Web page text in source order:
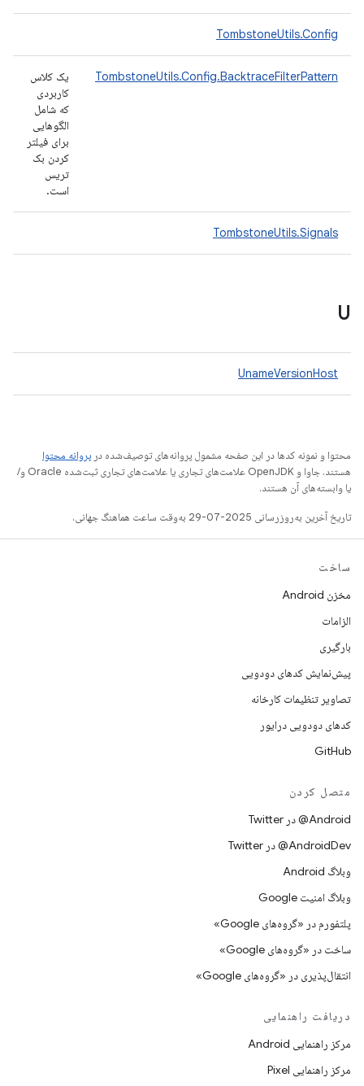
TombstoneUtils.Config
TombstoneUtils.Config.BacktraceFilterPattern
یک کلاس
کاربردی
که شامل
الگوهایی
برای فیلتر
کردن بک
تریس
است.
TombstoneUtils.Signals
U
UnameVersionHost
محتوا و نمونه کدها در این صفحه مشمول پروانه‌های توصیف‌شده در پروانه محتوا
هستند. جاوا و OpenJDK علامت‌های تجاری یا علامت‌های تجاری ثبت‌شده Oracle و/
یا وابسته‌های آن هستند.
تاریخ آخرین به‌روزرسانی 2025-07-29 به‌وقت ساعت هماهنگ جهانی.
ساخت
مخزن Android
الزامات
بارگیری
پیش‌نمایش کدهای دودویی
تصاویر تنظیمات کارخانه
کدهای دودویی درایور
GitHub
متصل کردن
Android@ در Twitter
AndroidDev@ در Twitter
وبلاگ Android
وبلاگ امنیت Google
پلتفورم در «گروه‌های Google»
ساخت در «گروه‌های Google»
انتقال‌پذیری در «گروه‌های Google»
دریافت راهنمایی
مرکز راهنمایی Android
مرکز راهنمایی Pixel